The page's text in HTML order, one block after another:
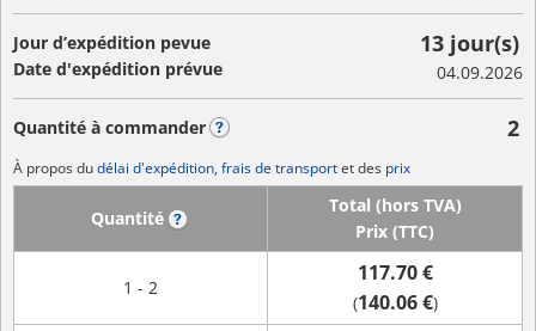
Jour d’expédition pevue
Date d'expédition prévue
13 jour(s)
04.09.2026
Quantité à commander 2
À propos dudélai d'expédition, frais de transportet des prix
Quantité
Total (hors TVA)
Prix (TTC)
1 - 2
117.70 €
(140.06 €)